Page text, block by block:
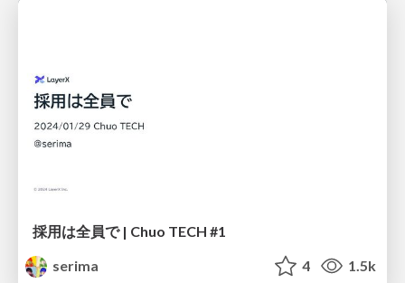
採用は全員で | Chuo TECH #1
serima
4 1.5k